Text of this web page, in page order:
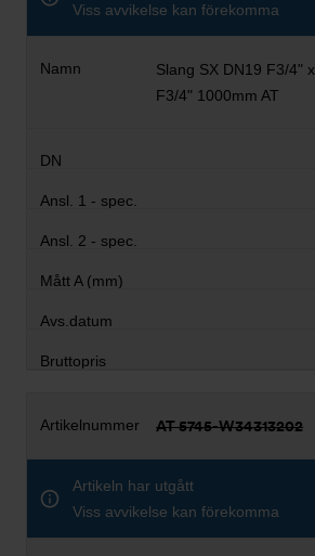
Viss avvikelse kan förekomma
Slang SX DN19 F3/4" x
F3/4" 1000mm AT
AT 5745-W34313202
Artikeln har utgått
Viss avvikelse kan förekomma